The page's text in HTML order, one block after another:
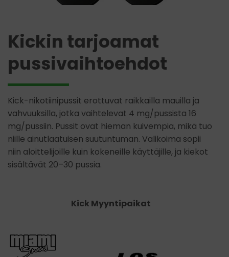
Kickin tarjoamat
pussivaihtoehdot
Kick-nikotiinipussit erottuvat raikkailla mauilla ja
vahvuuksilla, jotka vaihtelevat 4 mg/pussista 16
mg/pussiin. Pussit ovat hieman kuivempia, mikä tuo
niille ainutlaatuisen suutuntuman. Valikoima sopii
niin aloittelijoille kuin kokeneille käyttäjille, ja kiekot
sisältävät 20–30 pussia.
Kick Myyntipaikat